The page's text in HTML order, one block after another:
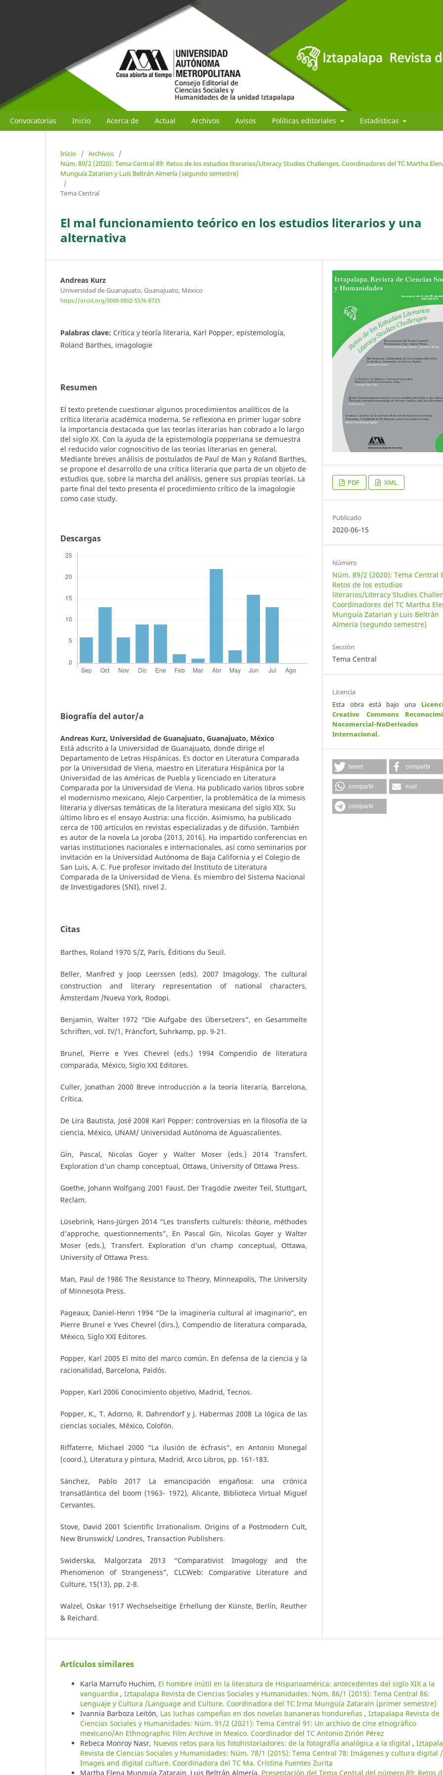
Convocatorias Inicio Acerca de Actual Archivos Avisos Políticas editoriales Estadísticas
Inicio / Archivos
/
Núm. 89/2 (2020): Tema Central 89: Retos de los estudios literarios/Literacy Studies Challenges. Coordinadores del TC Martha
Munguía Zatarian y Luis Beltrán Almería (segundo semestre)
/
Tema Central
El mal funcionamiento teórico en los estudios literarios y una
alternativa
Andreas Kurz
Universidad de Guanajuato, Guanajuato, México
https://orcid.org/0000-0002-5576-8725
Palabras clave: Crítica y teoría literaria, Karl Popper, epistemología,
Roland Barthes, imagologie
Resumen
El texto pretende cuestionar algunos procedimientos analíticos de la
crítica literaria académica moderna. Se reflexiona en primer lugar sobre
la importancia destacada que las teorías literarias han cobrado a lo largo
del siglo XX. Con la ayuda de la epistemología popperiana se demuestra
el reducido valor cognoscitivo de las teorías literarias en general.
Mediante breves análisis de postulados de Paul de Man y Roland Barthes,
se propone el desarrollo de una crítica literaria que parta de un objeto de
estudios que, sobre la marcha del análisis, genere sus propias teorías. La
parte final del texto presenta el procedimiento crítico de la imagologie
como case study.
Descargas
Biografía del autor/a
Andreas Kurz, Universidad de Guanajuato, Guanajuato, México
Está adscrito a la Universidad de Guanajuato, donde dirige el
Departamento de Letras Hispánicas. Es doctor en Literatura Comparada
por la Universidad de Viena, maestro en Literatura Hispánica por la
Universidad de las Américas de Puebla y licenciado en Literatura
Comparada por la Universidad de Viena. Ha publicado varios libros sobre
el modernismo mexicano, Alejo Carpentier, la problemática de la mimesis
literaria y diversas temáticas de la literatura mexicana del siglo XIX. Su
último libro es el ensayo Austria: una ficción. Asimismo, ha publicado
cerca de 100 artículos en revistas especializadas y de difusión. También
es autor de la novela La joroba (2013, 2016). Ha impartido conferencias en
varias instituciones nacionales e internacionales, así como seminarios por
invitación en la Universidad Autónoma de Baja California y el Colegio de
San Luis, A. C. Fue profesor invitado del Instituto de Literatura
Comparada de la Universidad de Viena. Es miembro del Sistema Nacional
de Investigadores (SNI), nivel 2.
Citas
Barthes, Roland 1970 S/Z, París, Éditions du Seuil.
Beller, Manfred y Joop Leerssen (eds). 2007 Imagology. The cultural
construction and literary representation of national characters,
Ámsterdam /Nueva York, Rodopi.
Benjamin, Walter 1972 “Die Aufgabe des Übersetzers”, en Gesammelte
Schriften, vol. IV/1, Fráncfort, Suhrkamp, pp. 9-21.
Brunel, Pierre e Yves Chevrel (eds.) 1994 Compendio de literatura
comparada, México, Siglo XXI Editores.
Culler, Jonathan 2000 Breve introducción a la teoría literaria, Barcelona,
Crítica.
De Lira Bautista, José 2008 Karl Popper: controversias en la filosofía de la
ciencia, México, UNAM/ Universidad Autónoma de Aguascalientes.
Gin, Pascal, Nicolas Goyer y Walter Moser (eds.) 2014 Transfert.
Exploration d’un champ conceptual, Ottawa, University of Ottawa Press.
Goethe, Johann Wolfgang 2001 Faust. Der Tragödie zweiter Teil, Stuttgart,
Reclam.
Lüsebrink, Hans-Jürgen 2014 “Les transferts culturels: théorie, méthodes
d’approche, questionnements”, En Pascal Gin, Nicolas Goyer y Walter
Moser (eds.), Transfert. Exploration d’un champ conceptual, Ottawa,
University of Ottawa Press.
Man, Paul de 1986 The Resistance to Theory, Minneapolis, The University
of Minnesota Press.
Pageaux, Daniel-Henri 1994 “De la imaginería cultural al imaginario”, en
Pierre Brunel e Yves Chevrel (dirs.), Compendio de literatura comparada,
México, Siglo XXI Editores.
Popper, Karl 2005 El mito del marco común. En defensa de la ciencia y la
racionalidad, Barcelona, Paidós.
Popper, Karl 2006 Conocimiento objetivo, Madrid, Tecnos.
Popper, K., T. Adorno, R. Dahrendorf y J. Habermas 2008 La lógica de las
ciencias sociales, México, Colofón.
Riffaterre, Michael 2000 “La ilusión de écfrasis”, en Antonio Monegal
(coord.), Literatura y pintura, Madrid, Arco Libros, pp. 161-183.
Sánchez, Pablo 2017 La emancipación engañosa: una crónica
transatlántica del boom (1963- 1972), Alicante, Biblioteca Virtual Miguel
Cervantes.
Stove, David 2001 Scientific Irrationalism. Origins of a Postmodern Cult,
New Brunswick/ Londres, Transaction Publishers.
Swiderska, Malgorzata 2013 “Comparativist Imagology and the
Phenomenon of Strangeness”, CLCWeb: Comparative Literature and
Culture, 15(13), pp. 2-8.
Walzel, Oskar 1917 Wechselseitige Erhellung der Künste, Berlín, Reuther
& Reichard.
PDF XML
Publicado
2020-06-15
Número
Núm. 89/2 (2020): Tema Central
Retos de los estudios
literarios/Literacy Studies
Coordinadores del TC Martha
Munguía Zatarian y Luis Beltrán
Almería (segundo semestre)
Sección
Tema Central
Licencia
Esta obra está bajo una
Creative Commons
Nocomercial-
Internacional.
tweet compartir
compartir mail
compartir
Artículos similares
Karla Marrufo Huchim, El hombre inútil en la literatura de Hispanoamérica: antecedentes del siglo XIX a la
vanguardia , Iztapalapa Revista de Ciencias Sociales y Humanidades: Núm. 86/1 (2019): Tema Central 86:
Lenguaje y Cultura /Language and Culture. Coordinadora del TC Irma Munguía Zatarain (primer semestre)
Ivannia Barboza Leitón, Las luchas campeñas en dos novelas bananeras hondureñas , Iztapalapa Revista de
Ciencias Sociales y Humanidades: Núm. 91/2 (2021): Tema Central 91: Un archivo de cine etnográfico
mexicano/An Ethnographic Film Archive in Mexico. Coordinador del TC Antonio Zirión Pérez
Rebeca Monroy Nasr, Nuevos retos para los fotohistoriadores: de la fotografía analógica a la digital ,
Revista de Ciencias Sociales y Humanidades: Núm. 78/1 (2015): Tema Central 78: Imágenes y cultura digital /
Images and digital culture. Coordinadora del TC Ma. Cristina Fuentes Zurita
Martha Elena Munguía Zatarain, Luis Beltrán Almería, Presentación del Tema Central del número 89: Retos